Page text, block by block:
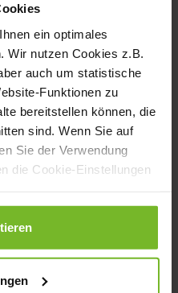
ein optimales
Wir nutzen Cookies z.B.
auch um statistische
Funktionen zu
bereitstellen können, die
sind. Wenn Sie auf
Sie der Verwendung
die Cookie-Einstellungen
unterheben.
auf dem
Ca. 30 Min.
Gelee,
Passionsfrucht-
Die Gelatine
Die
abkühlen lassen.